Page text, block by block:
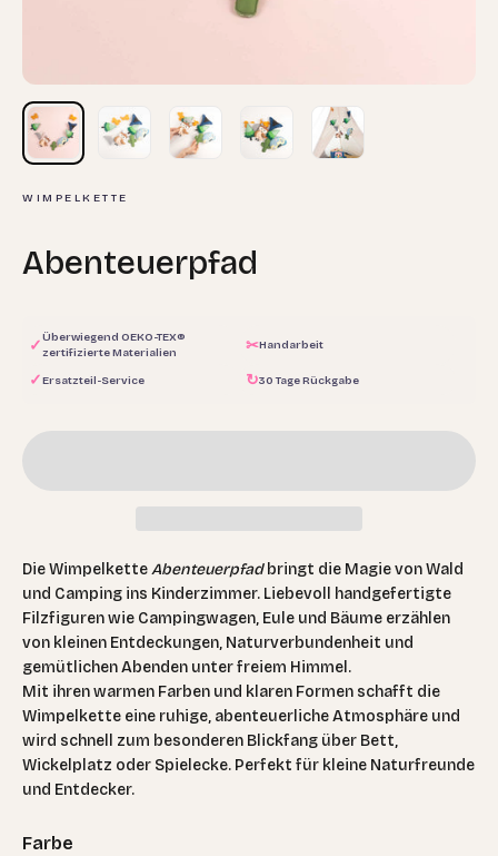
WIMPELKETTE
Abenteuerpfad
✓Überwiegend OEKO-TEX®
zertifizierte Materialien
✂Handarbeit
✓Ersatzteil-Service ↻30 Tage Rückgabe
Die WimpelketteAbenteuerpfadbringt die Magie von Wald
und Camping ins Kinderzimmer. Liebevoll handgefertigte
Filzfiguren wie Campingwagen, Eule und Bäume erzählen
von kleinen Entdeckungen, Naturverbundenheit und
gemütlichen Abenden unter freiem Himmel.
Mit ihren warmen Farben und klaren Formen schafft die
Wimpelkette eine ruhige, abenteuerliche Atmosphäre und
wird schnell zum besonderen Blickfang über Bett,
Wickelplatz oder Spielecke. Perfekt für kleine Naturfreunde
und Entdecker.
Farbe